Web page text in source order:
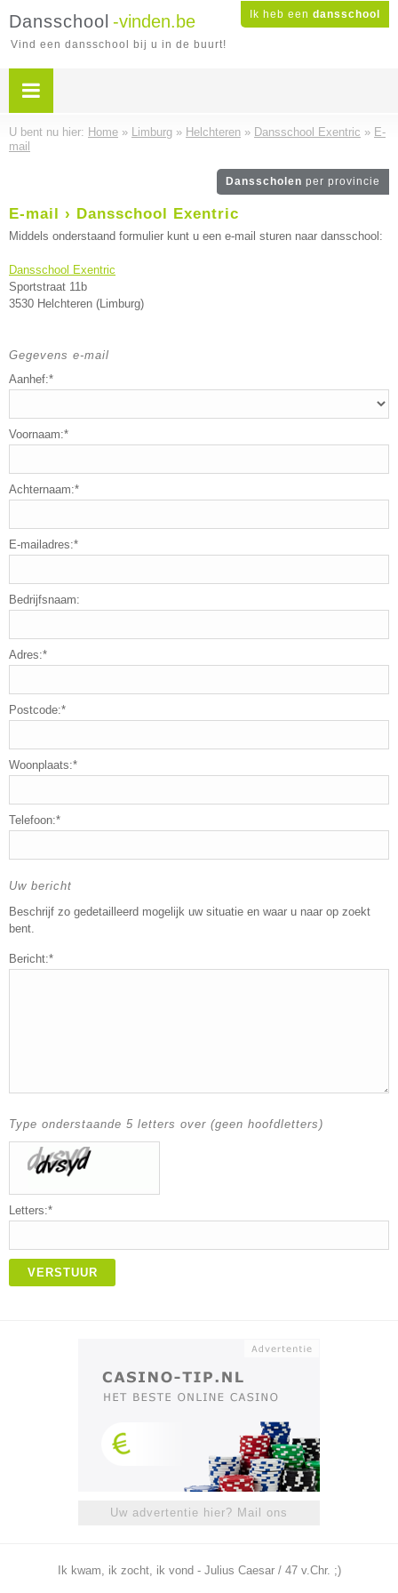
Ik heb een dansschool
Dansschool -vinden.be
Vind een dansschool bij u in de buurt!
U bent nu hier: Home » Limburg » Helchteren » Dansschool Exentric » E-
mail
Dansscholen per provincie
E-mail › Dansschool Exentric
Middels onderstaand formulier kunt u een e-mail sturen naar dansschool:
Dansschool Exentric
Sportstraat 11b
3530 Helchteren (Limburg)
Gegevens e-mail
Aanhef:*
Voornaam:*
Achternaam:*
E-mailadres:*
Bedrijfsnaam:
Adres:*
Postcode:*
Woonplaats:*
Telefoon:*
Uw bericht
Beschrijf zo gedetailleerd mogelijk uw situatie en waar u naar op zoekt
bent.
Bericht:*
Type onderstaande 5 letters over (geen hoofdletters)
Letters:*
VERSTUUR
Uw advertentie hier? Mail ons
Ik kwam, ik zocht, ik vond - Julius Caesar / 47 v.Chr. ;)